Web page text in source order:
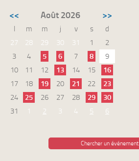
<< Août 2026 >>
l m m j v s
d
27
28 29 30 31 1
2
3
4 5 6 7 8
9
10
11 12 13 14 15
16
17
18 19 20 21 22
23
24
25 26 27 28 29
30
31
1 2 3 4 5 6
Chercher un événement